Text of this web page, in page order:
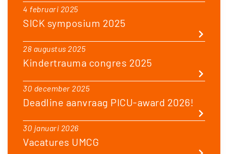
4 februari 2025
SICK symposium 2025
28 augustus 2025
Kindertrauma congres 2025
30 december 2025
Deadline aanvraag PICU-award 2026!
30 januari 2026
Vacatures UMCG